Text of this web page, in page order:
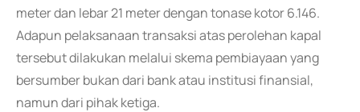
meter dan lebar 21 meter dengan tonase kotor 6.146.
Adapun pelaksanaan transaksi atas perolehan kapal
tersebut dilakukan melalui skema pembiayaan yang
bersumber bukan dari bank atau institusi finansial,
namun dari pihak ketiga.